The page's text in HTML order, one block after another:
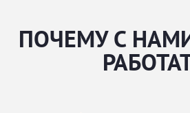
ПОЧЕМУ С